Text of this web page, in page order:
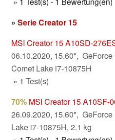
» Serie Creator 15
MSI Creator 15 A10SD-
06.10.2020, 15.60", GeForce
Comet Lake i7-10875H
» 1 Test(s)
70% MSI Creator 15 A10SF-
26.09.2020, 15.60",
Lake i7-10875H, 2.1 kg